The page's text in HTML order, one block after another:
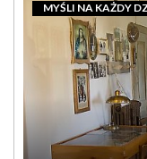
MYŚLI NA KAŻDY